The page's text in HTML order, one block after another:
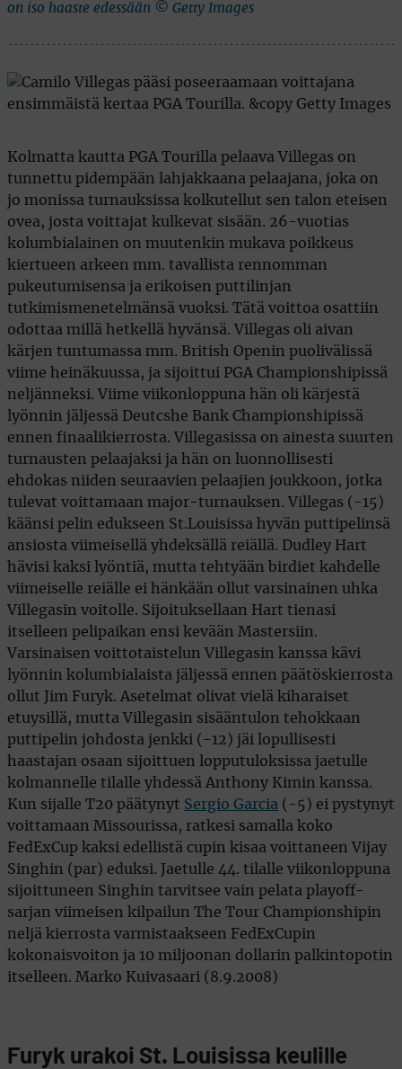
on iso haaste edessään © Getty Images
Kolmatta kautta PGA Tourilla pelaava Villegas on
tunnettu pidempään lahjakkaana pelaajana, joka on
jo monissa turnauksissa kolkutellut sen talon eteisen
ovea, josta voittajat kulkevat sisään. 26-vuotias
kolumbialainen on muutenkin mukava poikkeus
kiertueen arkeen mm. tavallista rennomman
pukeutumisensa ja erikoisen puttilinjan
tutkimismenetelmänsä vuoksi. Tätä voittoa osattiin
odottaa millä hetkellä hyvänsä. Villegas oli aivan
kärjen tuntumassa mm. British Openin puolivälissä
viime heinäkuussa, ja sijoittui PGA Championshipissä
neljänneksi. Viime viikonloppuna hän oli kärjestä
lyönnin jäljessä Deutcshe Bank Championshipissä
ennen finaalikierrosta. Villegasissa on ainesta suurten
turnausten pelaajaksi ja hän on luonnollisesti
ehdokas niiden seuraavien pelaajien joukkoon, jotka
tulevat voittamaan major-turnauksen. Villegas (-15)
käänsi pelin edukseen St.Louisissa hyvän puttipelinsä
ansiosta viimeisellä yhdeksällä reiällä. Dudley Hart
hävisi kaksi lyöntiä, mutta tehtyään birdiet kahdelle
viimeiselle reiälle ei hänkään ollut varsinainen uhka
Villegasin voitolle. Sijoituksellaan Hart tienasi
itselleen pelipaikan ensi kevään Mastersiin.
Varsinaisen voittotaistelun Villegasin kanssa kävi
lyönnin kolumbialaista jäljessä ennen päätöskierrosta
ollut Jim Furyk. Asetelmat olivat vielä kiharaiset
etuysillä, mutta Villegasin sisääntulon tehokkaan
puttipelin johdosta jenkki (-12) jäi lopullisesti
haastajan osaan sijoittuen lopputuloksissa jaetulle
kolmannelle tilalle yhdessä Anthony Kimin kanssa.
Kun sijalle T20 päätynyt Sergio Garcia (-5) ei pystynyt
voittamaan Missourissa, ratkesi samalla koko
FedExCup kaksi edellistä cupin kisaa voittaneen Vijay
Singhin (par) eduksi. Jaetulle 44. tilalle viikonloppuna
sijoittuneen Singhin tarvitsee vain pelata playoff-
sarjan viimeisen kilpailun The Tour Championshipin
neljä kierrosta varmistaakseen FedExCupin
kokonaisvoiton ja 10 miljoonan dollarin palkintopotin
itselleen. Marko Kuivasaari (8.9.2008)
Furyk urakoi St. Louisissa keulille